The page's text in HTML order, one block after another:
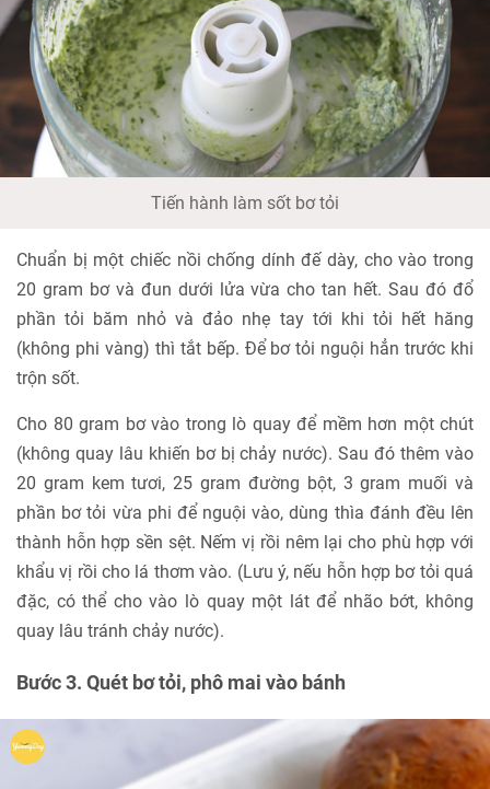
Tiến hành làm sốt bơ tỏi
Chuẩn bị một chiếc nồi chống dính đế dày, cho vào trong
20 gram bơ và đun dưới lửa vừa cho tan hết. Sau đó đổ
phần tỏi băm nhỏ và đảo nhẹ tay tới khi tỏi hết hăng
(không phi vàng) thì tắt bếp. Để bơ tỏi nguội hẳn trước khi
trộn sốt.
Cho 80 gram bơ vào trong lò quay để mềm hơn một chút
(không quay lâu khiến bơ bị chảy nước). Sau đó thêm vào
20 gram kem tươi, 25 gram đường bột, 3 gram muối và
phần bơ tỏi vừa phi để nguội vào, dùng thìa đánh đều lên
thành hỗn hợp sền sệt. Nếm vị rồi nêm lại cho phù hợp với
khẩu vị rồi cho lá thơm vào. (Lưu ý, nếu hỗn hợp bơ tỏi quá
đặc, có thể cho vào lò quay một lát để nhão bớt, không
quay lâu tránh chảy nước).
Bước 3. Quét bơ tỏi, phô mai vào bánh